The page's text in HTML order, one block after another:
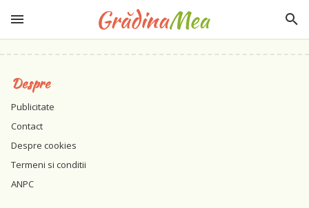
Despre
Publicitate
Contact
Despre cookies
Termeni si conditii
ANPC